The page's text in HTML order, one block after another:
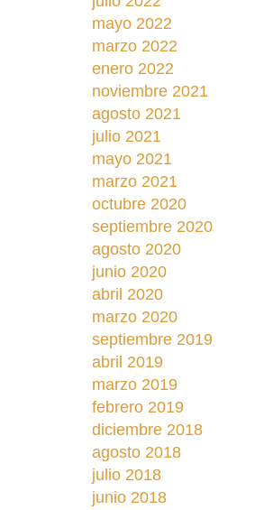
mayo 2022
marzo 2022
enero 2022
noviembre 2021
agosto 2021
julio 2021
mayo 2021
marzo 2021
octubre 2020
septiembre 2020
agosto 2020
junio 2020
abril 2020
marzo 2020
septiembre 2019
abril 2019
marzo 2019
febrero 2019
diciembre 2018
agosto 2018
julio 2018
junio 2018